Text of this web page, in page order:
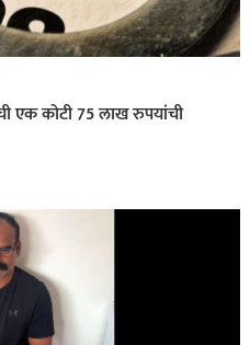
एक कोटी 75 लाख रुपयांची